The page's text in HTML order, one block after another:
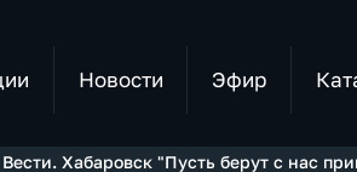
Новости Эфир
Вести. Хабаровск "Пусть берут с нас